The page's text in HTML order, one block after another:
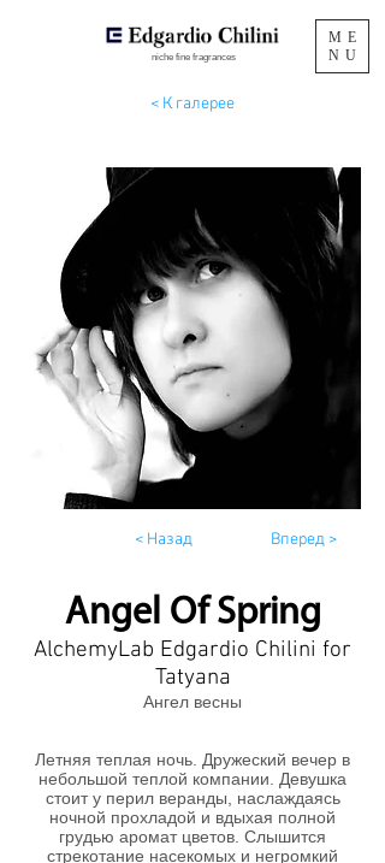
ME
NU
niche fine fragrances
Angel Of Spring
AlchemyLab Edgardio Chilini for
Tatyana
Ангел весны
Летняя теплая ночь. Дружеский вечер в
небольшой теплой компании. Девушка
стоит у перил веранды, наслаждаясь
ночной прохладой и вдыхая полной
грудью аромат цветов. Слышится
стрекотание насекомых и негромкий
< Назад Вперед >
< К галерее